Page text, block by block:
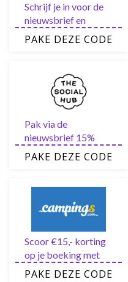
Schrijf je in voor de
nieuwsbrief en
ontvang elke 10%
Barcelo
PAKE DEZE CODE
Pak via de
nieuwsbrief 15%
korting via de The
PAKE DEZE CODE
Scoor €15,- korting
op je boeking met
deze Campings.com
PAKE DEZE CODE